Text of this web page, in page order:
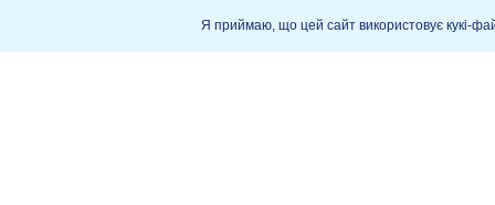
Я приймаю, що цей сайт використовує кукі-